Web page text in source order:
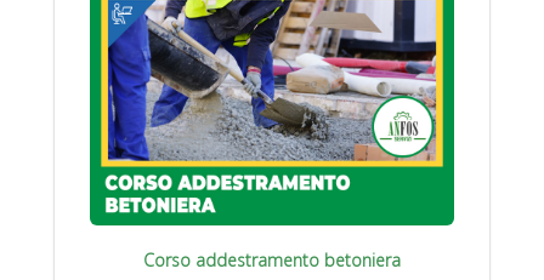
Corso addestramento betoniera